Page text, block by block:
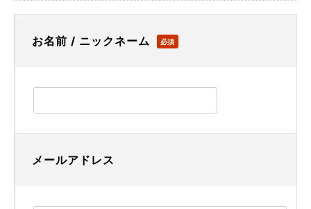
お名前 / ニックネーム 必須
メールアドレス